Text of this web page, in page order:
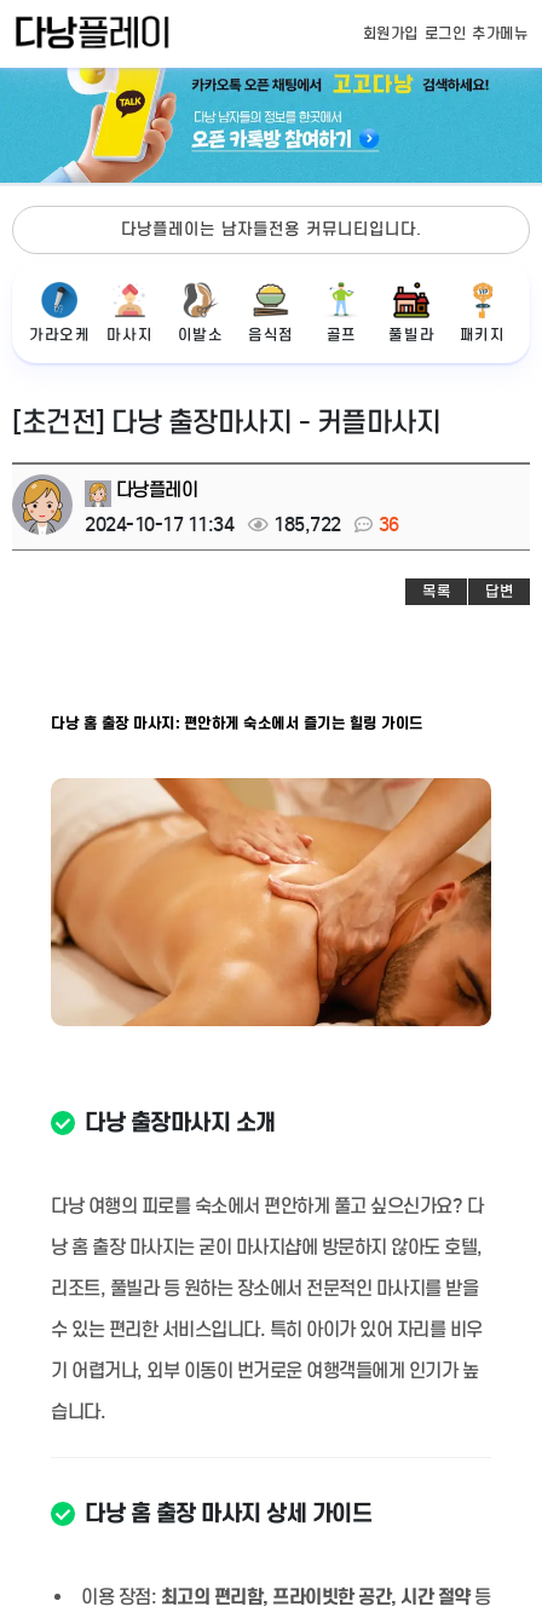
회원가입 로그인 추가메뉴
다낭플레이는 남자들전용 커뮤니티입니다.
가라오케 마사지 이발소 음식점 골프 풀빌라 패키지
[초건전] 다낭 출장마사지 - 커플마사지
다낭플레이
2024-10-17 11:34
185,722 36
목록 답변
다낭 홈 출장 마사지: 편안하게 숙소에서 즐기는 힐링 가이드
다낭 출장마사지 소개
다낭 여행의 피로를 숙소에서 편안하게 풀고 싶으신가요? 다
낭 홈 출장 마사지는 굳이 마사지샵에 방문하지 않아도 호텔,
리조트, 풀빌라 등 원하는 장소에서 전문적인 마사지를 받을
수 있는 편리한 서비스입니다. 특히 아이가 있어 자리를 비우
기 어렵거나, 외부 이동이 번거로운 여행객들에게 인기가 높
습니다.
다낭 홈 출장 마사지 상세 가이드
이용 장점: 최고의 편리함, 프라이빗한 공간, 시간 절약등